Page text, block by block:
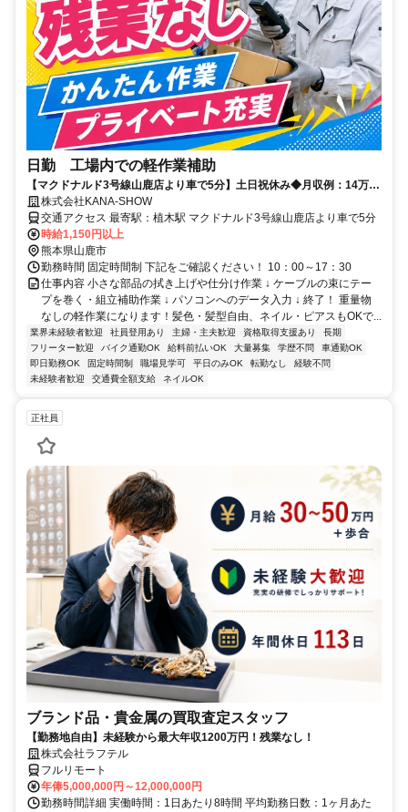
日勤 工場内での軽作業補助
【マクドナルド3号線山鹿店より車で5分】土日祝休み◆月収例：14万
6000円
株式会社KANA-SHOW
交通アクセス 最寄駅：植木駅 マクドナルド3号線山鹿店より車で5分
時給1,150円以上
熊本県山鹿市
勤務時間 固定時間制 下記をご確認ください！ 10：00～17：30
仕事内容 小さな部品の拭き上げや仕分け作業 ↓ ケーブルの束にテー
プを巻く・組立補助作業 ↓ パソコンへのデータ入力 ↓ 終了！ 重量物
なしの軽作業になります！髪色・髪型自由、ネイル・ピアスもOKで...
業界未経験者歓迎 社員登用あり 主婦・主夫歓迎 資格取得支援あり
長期
フリーター歓迎
バイク通勤OK 給料前払いOK 大量募集 学歴不問
車通勤OK
即日勤務OK
固定時間制 職場見学可 平日のみOK 転勤なし
経験不問
未経験者歓迎
交通費全額支給 ネイルOK
正社員
ブランド品・貴金属の買取査定スタッフ
【勤務地自由】未経験から最大年収1200万円！残業なし！
株式会社ラフテル
フルリモート
年俸5,000,000円～12,000,000円
勤務時間詳細 実働時間：1日あたり8時間 平均勤務日数：1ヶ月あた